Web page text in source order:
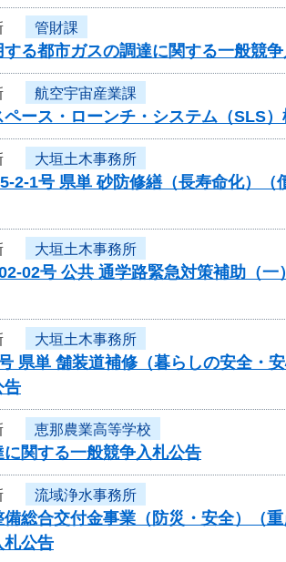
管財課
る都市ガスの調達に関する一般競
航空宇宙産業課
ース・ローンチ・システム（SLS
大垣土木事務所
2-1号 県単 砂防修繕（長寿命化）
大垣土木事務所
02号 公共 通学路緊急対策補助
大垣土木事務所
県単 舗装道補修（暮らしの安全
告
恵那農業高等学校
関する一般競争入札公告
流域浄水事務所
総合交付金事業（防災・安全）（
札公告